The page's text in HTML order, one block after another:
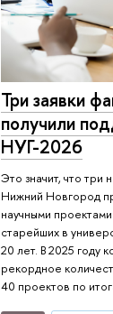
Три заявки
получили
НУГ-2026
Это значит, что
Нижний Новгород
научными
старейших в
20 лет. В 2025 году
рекордное
40 проектов по